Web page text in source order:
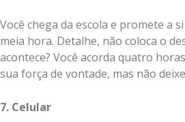
Você chega da escola e promete a
meia hora. Detalhe, não coloca o
acontece? Você acorda quatro
sua força de vontade, mas não
7. Celular